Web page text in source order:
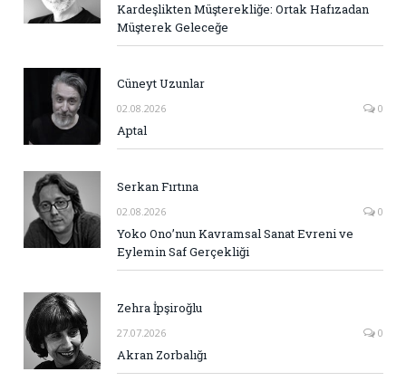
Kardeşlikten Müşterekliğe: Ortak Hafızadan
Müşterek Geleceğe
Cüneyt Uzunlar
02.08.2026 0
Aptal
Serkan Fırtına
02.08.2026 0
Yoko Ono’nun Kavramsal Sanat Evreni ve
Eylemin Saf Gerçekliği
Zehra İpşiroğlu
27.07.2026 0
Akran Zorbalığı